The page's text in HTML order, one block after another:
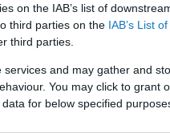
on the IAB’s list of
third parties on the IAB’s List of
third parties.
and may gather and
You may click to grant
for below specified